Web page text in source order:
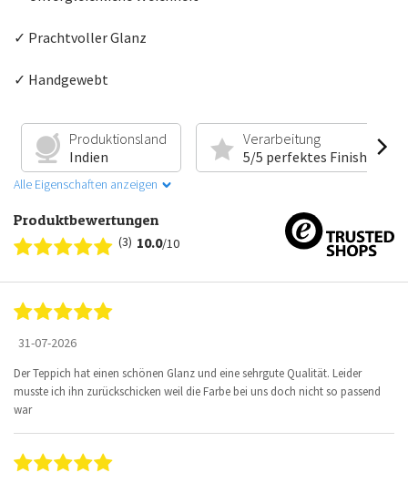
✓ Prachtvoller Glanz
✓ Handgewebt
Produktionsland
Indien
Verarbeitung
5/5 perfektes Finish
Alle Eigenschaften anzeigen
Produktbewertungen
(3) 10.0/10
31-07-2026
Der Teppich hat einen schönen Glanz und eine sehrgute Qualität. Leider
musste ich ihn zurückschicken weil die Farbe bei uns doch nicht so passend
war